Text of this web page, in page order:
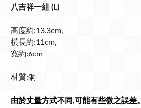
八吉祥一組 (L)
高度約:13.3cm,
橫長約:11cm,
寬約:6cm
材質:銅
由於丈量方式不同,可能有些微之誤差。